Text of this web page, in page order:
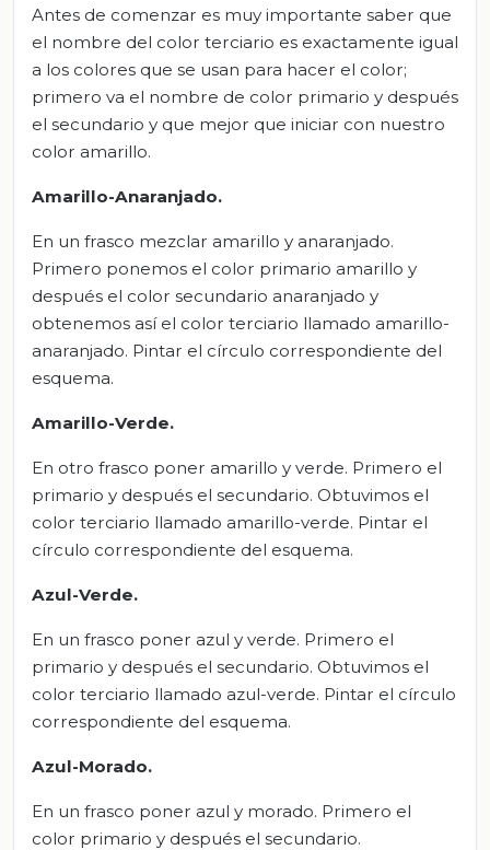
Antes de comenzar es muy importante saber que
el nombre del color terciario es exactamente igual
a los colores que se usan para hacer el color;
primero va el nombre de color primario y después
el secundario y que mejor que iniciar con nuestro
color amarillo.
Amarillo-Anaranjado.
En un frasco mezclar amarillo y anaranjado.
Primero ponemos el color primario amarillo y
después el color secundario anaranjado y
obtenemos así el color terciario llamado amarillo-
anaranjado. Pintar el círculo correspondiente del
esquema.
Amarillo-Verde.
En otro frasco poner amarillo y verde. Primero el
primario y después el secundario. Obtuvimos el
color terciario llamado amarillo-verde. Pintar el
círculo correspondiente del esquema.
Azul-Verde.
En un frasco poner azul y verde. Primero el
primario y después el secundario. Obtuvimos el
color terciario llamado azul-verde. Pintar el círculo
correspondiente del esquema.
Azul-Morado.
En un frasco poner azul y morado. Primero el
color primario y después el secundario.